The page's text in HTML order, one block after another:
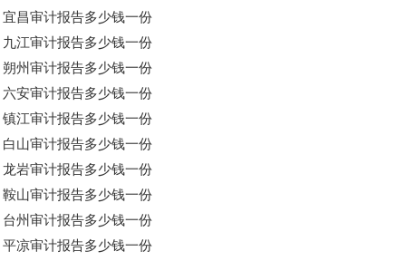
宜昌审计报告多少钱一份
九江审计报告多少钱一份
朔州审计报告多少钱一份
六安审计报告多少钱一份
镇江审计报告多少钱一份
白山审计报告多少钱一份
龙岩审计报告多少钱一份
鞍山审计报告多少钱一份
台州审计报告多少钱一份
平凉审计报告多少钱一份